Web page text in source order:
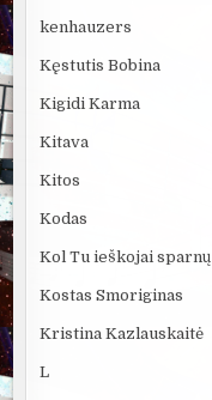
kenhauzers
Kęstutis Bobina
Kigidi Karma
Kitava
Kitos
Kodas
Kol Tu ieškojai sparnų
Kostas Smoriginas
Kristina Kazlauskaitė
L